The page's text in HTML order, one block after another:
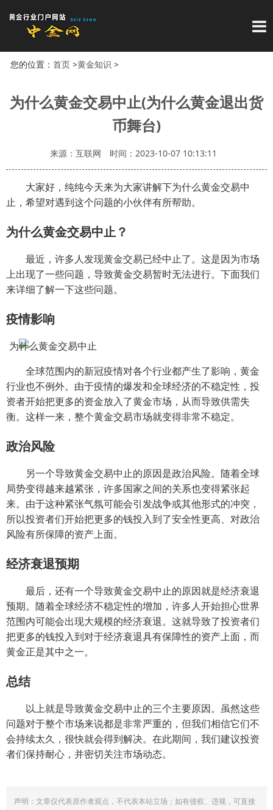
导
您的位置： 首页>黄金知识 >
为什么黄金交易中止(为什么黄金退出货
币舞台)
来源：互联网 时间：2023-10-07 10:13:11
大家好，纯纯今天来为大家讲解下为什么黄金交易中
止，希望对遇到这个问题的小伙伴有所帮助。
为什么黄金交易中止？
最近，许多人发现黄金交易已经中止了。这是因为市场
上出现了一些问题，导致黄金交易暂时无法进行。下面我们
来详细了解一下这些问题。
疫情影响
全球范围内的新冠疫情对各个行业都产生了影响，黄金
行业也不例外。由于疫情的爆发和全球经济的不稳定性，投
资者开始把更多的资金放入了黄金市场，从而导致供需失
衡。这样一来，整个黄金交易市场就变得非常不稳定。
政治风险
另一个导致黄金交易中止的原因是政治风险。随着全球
局势变得越来越紧张，许多国家之间的关系也变得紧张起
来。由于这种紧张气氛可能会引发战争或其他形式的冲突，
所以投资者们开始把更多的钱投入到了安全性更高、对政治
风险有所保障的资产上面。
经济衰退预期
最后，还有一个导致黄金交易中止的原因就是经济衰退
预期。随着全球经济不稳定性的增加，许多人开始担心世界
范围内可能会出现大规模的经济衰退。这就导致了投资者们
把更多的钱投入到对于经济衰退具有保障性的资产上面，而
黄金正是其中之一。
总结
以上就是导致黄金交易中止的三个主要原因。虽然这些
问题对于整个市场来说都是非常严重的，但我们相信它们不
会持续太久，很快就会得到解决。在此期间，我们建议投资
者们保持耐心，并密切关注市场动态。
声明：文章仅代表原作者观点，不代表本站立场；如有侵权、违规，可直接